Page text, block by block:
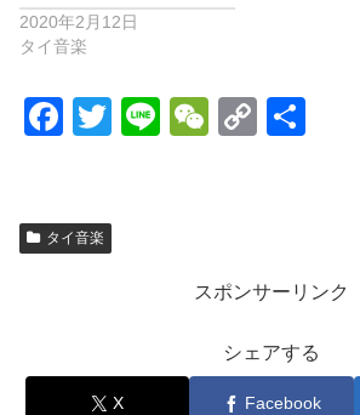
2020年2月12日
タイ音楽
F
e
k
T
Li
W
at
C
n
k
タイ音楽
スポンサーリンク
シェアする
X Facebook